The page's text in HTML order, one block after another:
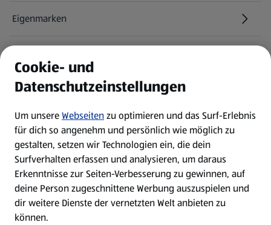
Eigenmarken
Newsletter
WhatsApp
Über ALDI SÜD
Filialen
Cookie- und
Datenschutzeinstellungen
Um unsereWebseitenzu optimieren und das Surf-Erlebnis
für dich so angenehm und persönlich wie möglich zu
gestalten, setzen wir Technologien ein, die dein
Surfverhalten erfassen und analysieren, um daraus
Erkenntnisse zur Seiten-Verbesserung zu gewinnen, auf
deine Person zugeschnittene Werbung auszuspielen und
dir weitere Dienste der vernetzten Welt anbieten zu
können.